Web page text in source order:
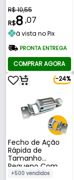
R$ 10,55
R$8,07
à vista no Pix
PRONTA ENTREGA
COMPRAR AGORA
-24%
Fecho de Ação
Rápida de
Tamanho
Pequeno Com
Mola Reta
+500 vendidos